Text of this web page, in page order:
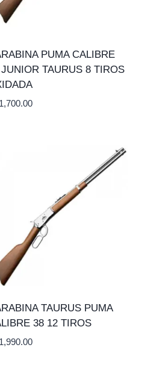
PUMA CALIBRE
TAURUS 8 TIROS
TAURUS PUMA
38 12 TIROS